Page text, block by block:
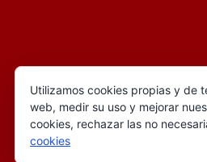
Utilizamos cookies propias y de
web, medir su uso y mejorar
cookies, rechazar las no
cookies